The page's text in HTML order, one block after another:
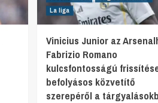
La liga
Vinicius Junior az
Fabrizio Romano
kulcsfontosságú
befolyásos közvetítő
szerepéről a